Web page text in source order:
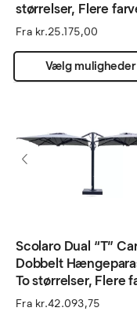
størrelser, Flere
Fra kr.25.175,00
Vælg muligheder
Scolaro Dual “T”
Dobbelt
To størrelser, Flere
Fra kr.42.093,75